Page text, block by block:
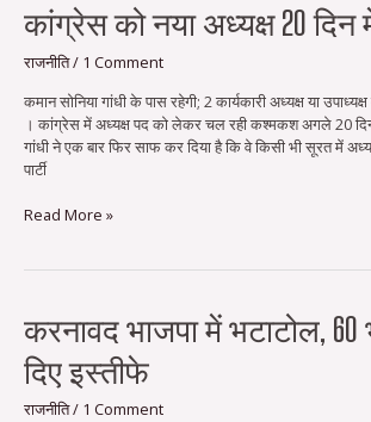
वो
छोड़
दें
कांग्रेस को नया अध्यक्ष 20 दिन
राजनीति/ 1 Comment
कमान सोनिया गांधी के पास रहेगी; 2 कार्यकारी अध्यक्ष या
। कांग्रेस में अध्यक्ष पद को लेकर चल रही कश्मकश अगले 20
गांधी ने एक बार फिर साफ कर दिया है कि वे किसी भी सूरत में
पार्टी
कांग्रेस
को
नया
20
दिन
में
मिलेगा
Read More »
करनावद भाजपा में भटाटोल, 60
दिए इस्तीफे
राजनीति/ 1 Comment
करनावद
भाजपा
में
भटाटोल,
60